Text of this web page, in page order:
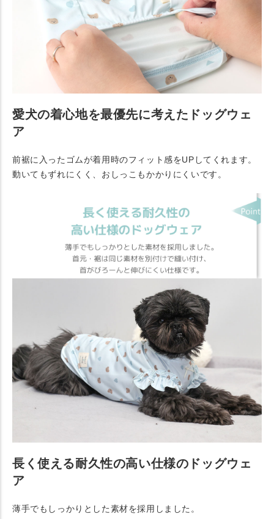
愛犬の着心地を最優先に考えたドッグウェ
ア
前裾に入ったゴムが着用時のフィット感をUPしてくれます。
動いてもずれにくく、おしっこもかかりにくいです。
長く使える耐久性の高い仕様のドッグウェ
ア
薄手でもしっかりとした素材を採用しました。